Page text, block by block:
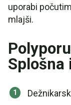
uporabi
mlajši.
Splošna